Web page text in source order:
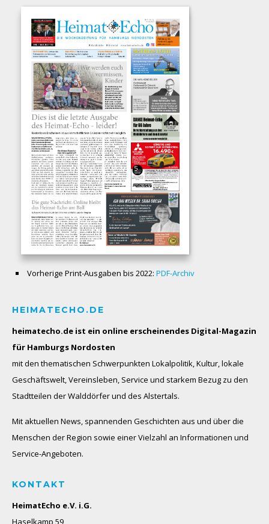
Vorherige Print-Ausgaben bis 2022: PDF-Archiv
HEIMATECHO.DE
heimatecho.de ist ein online erscheinendes Digital-Magazin
für Hamburgs Nordosten
mit den thematischen Schwerpunkten Lokalpolitik, Kultur, lokale
Geschäftswelt, Vereinsleben, Service und starkem Bezug zu den
Stadtteilen der Walddörfer und des Alstertals.
Mit aktuellen News, spannenden Geschichten aus und über die
Menschen der Region sowie einer Vielzahl an Informationen und
Service-Angeboten.
KONTAKT
HeimatEcho e.V. i.G.